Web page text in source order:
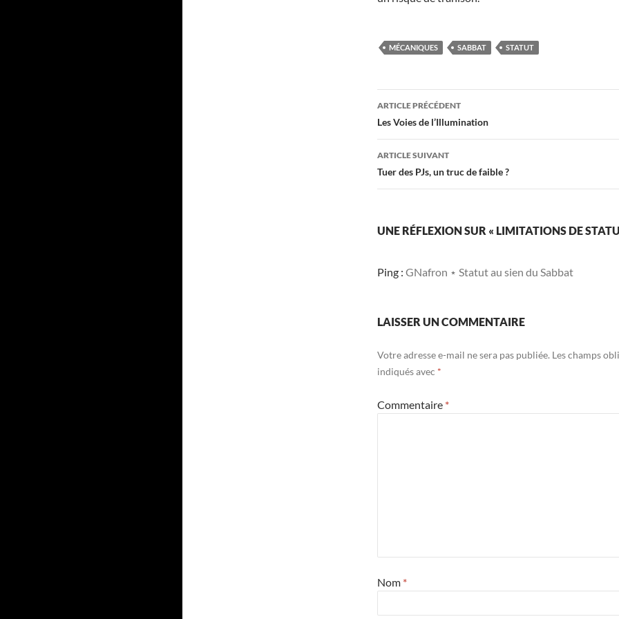
MÉCANIQUES SABBAT STATUT
Navigation
des
articles
ARTICLE PRÉCÉDENT
Les Voies de l’Illumination
ARTICLE SUIVANT
Tuer des PJs, un truc de faible ?
UNE RÉFLEXION SUR « LIMITATIONS DE
Ping : GNafron ⋆ Statut au sien du Sabbat
LAISSER UN COMMENTAIRE
Votre adresse e-mail ne sera pas publiée. Les champs
indiqués avec *
Commentaire *
Nom *